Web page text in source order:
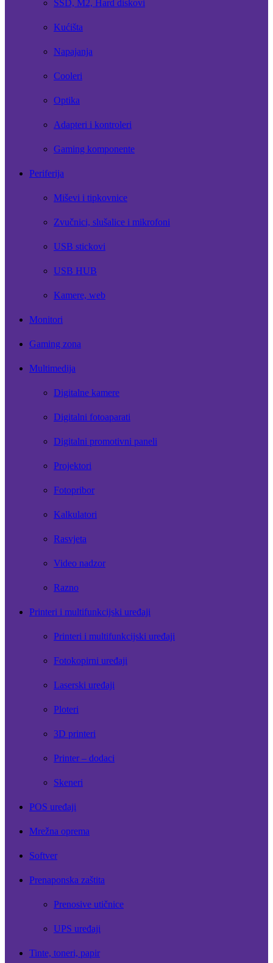
SSD, M2, Hard diskovi
Kućišta
Napajanja
Cooleri
Optika
Adapteri i kontroleri
Gaming komponente
Periferija
Miševi i tipkovnice
Zvučnici, slušalice i mikrofoni
USB stickovi
USB HUB
Kamere, web
Monitori
Gaming zona
Multimedija
Digitalne kamere
Digitalni fotoaparati
Digitalni promotivni paneli
Projektori
Fotopribor
Kalkulatori
Rasvjeta
Video nadzor
Razno
Printeri i multifunkcijski uređaji
Printeri i multifunkcijski uređaji
Fotokopirni uređaji
Laserski uređaji
Ploteri
3D printeri
Printer – dodaci
Skeneri
POS uređaji
Mrežna oprema
Softver
Prenaponska zaštita
Prenosive utičnice
UPS uređaji
Tinte, toneri, papir